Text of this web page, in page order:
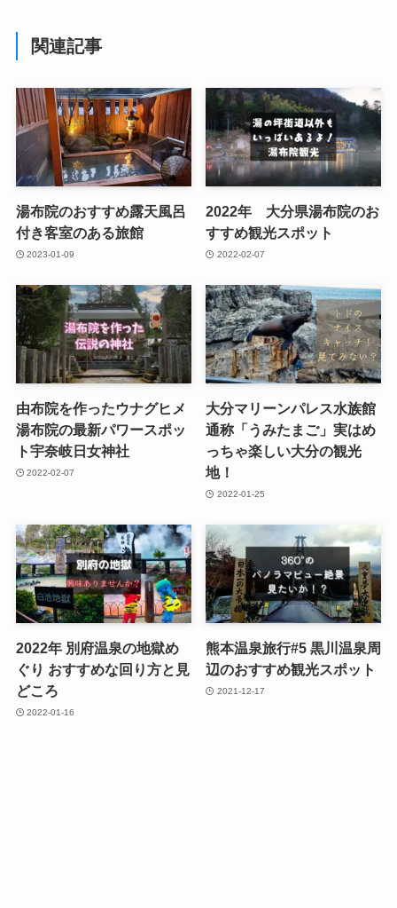
関連記事
湯布院のおすすめ露天風呂
付き客室のある旅館
2023-01-09
2022年 大分県湯布院のお
すすめ観光スポット
2022-02-07
由布院を作ったウナグヒメ
湯布院の最新パワースポッ
ト宇奈岐日女神社
2022-02-07
大分マリーンパレス水族館
通称「うみたまご」実はめ
っちゃ楽しい大分の観光
地！
2022-01-25
2022年 別府温泉の地獄め
ぐり おすすめな回り方と見
どころ
2022-01-16
熊本温泉旅行#5 黒川温泉周
辺のおすすめ観光スポット
2021-12-17